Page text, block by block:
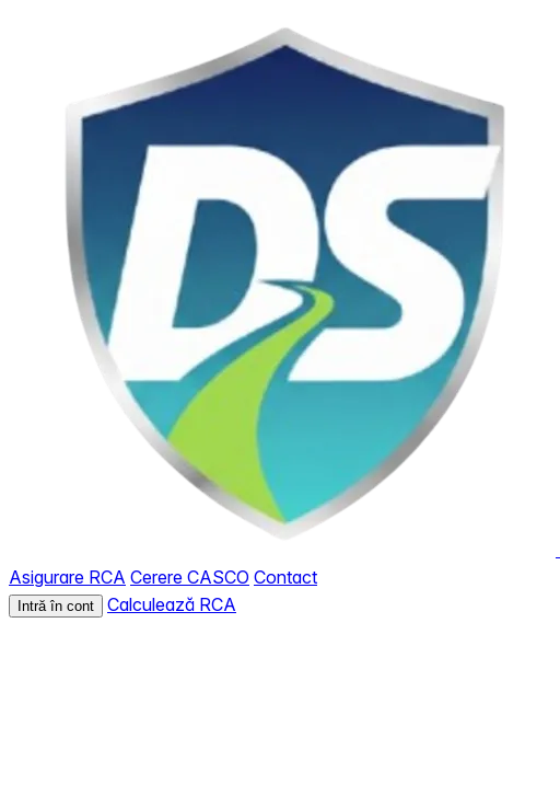
Asigurare RCA Cerere CASCO Contact
Intră în cont Calculează RCA